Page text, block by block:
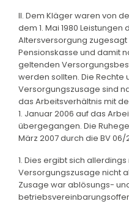
II. Dem Kläger waren von
dem 1. Mai 1980
Altersversorgung
Pensionskasse und damit
geltenden
werden sollten. Die Rechte
Versorgungszusage sind
das Arbeitsverhältnis mit
1. Januar 2006 auf das
übergegangen. Die
März 2007 durch die BV
1. Dies ergibt sich
Versorgungszusage nicht
Zusage war ablösungs-